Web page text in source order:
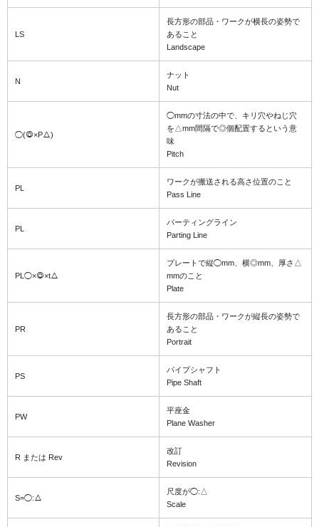
LS
長方形の部品・ワークが横長の姿勢で
あること
Landscape
N
ナット
Nut
◯(◎×P△)
◯mmの寸法の中で、キリ穴やねじ穴
を△mm間隔で◎個配置するという意
味
Pitch
PL
ワークが搬送される高さ位置のこと
Pass Line
PL
パーティングライン
Parting Line
PL◯×◎×t△
プレートで縦◯mm、横◎mm、厚さ△
mmのこと
Plate
PR
長方形の部品・ワークが縦長の姿勢で
あること
Portrait
PS
パイプシャフト
Pipe Shaft
PW
平座金
Plane Washer
R または Rev
改訂
Revision
S=◯:△
尺度が◯:△
Scale